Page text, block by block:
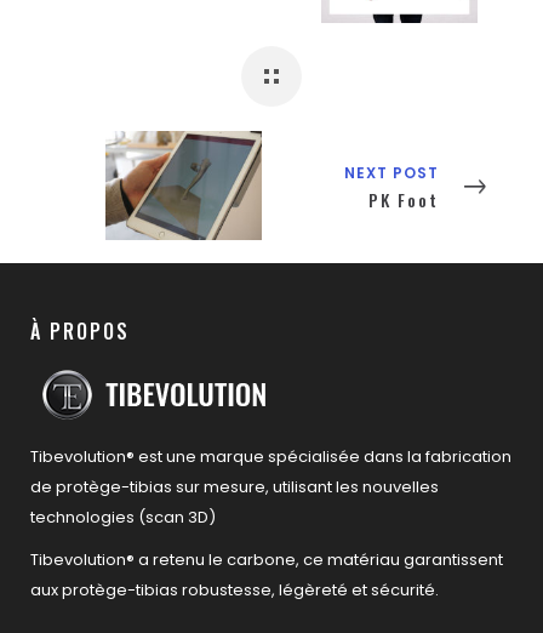
NEXT POST
PK Foot
À PROPOS
Tibevolution® est une marque spécialisée dans la fabrication
de protège-tibias sur mesure, utilisant les nouvelles
technologies (scan 3D)
Tibevolution® a retenu le carbone, ce matériau garantissent
aux protège-tibias robustesse, légèreté et sécurité.